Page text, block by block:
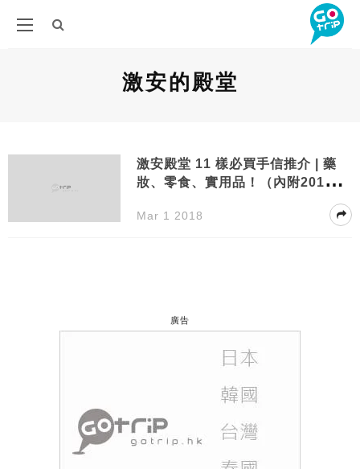
激安的殿堂
激安殿堂 11 樣必買手信推介 | 藥
妝、零食、實用品！（內附2018年
Mar 1 2018
廣告